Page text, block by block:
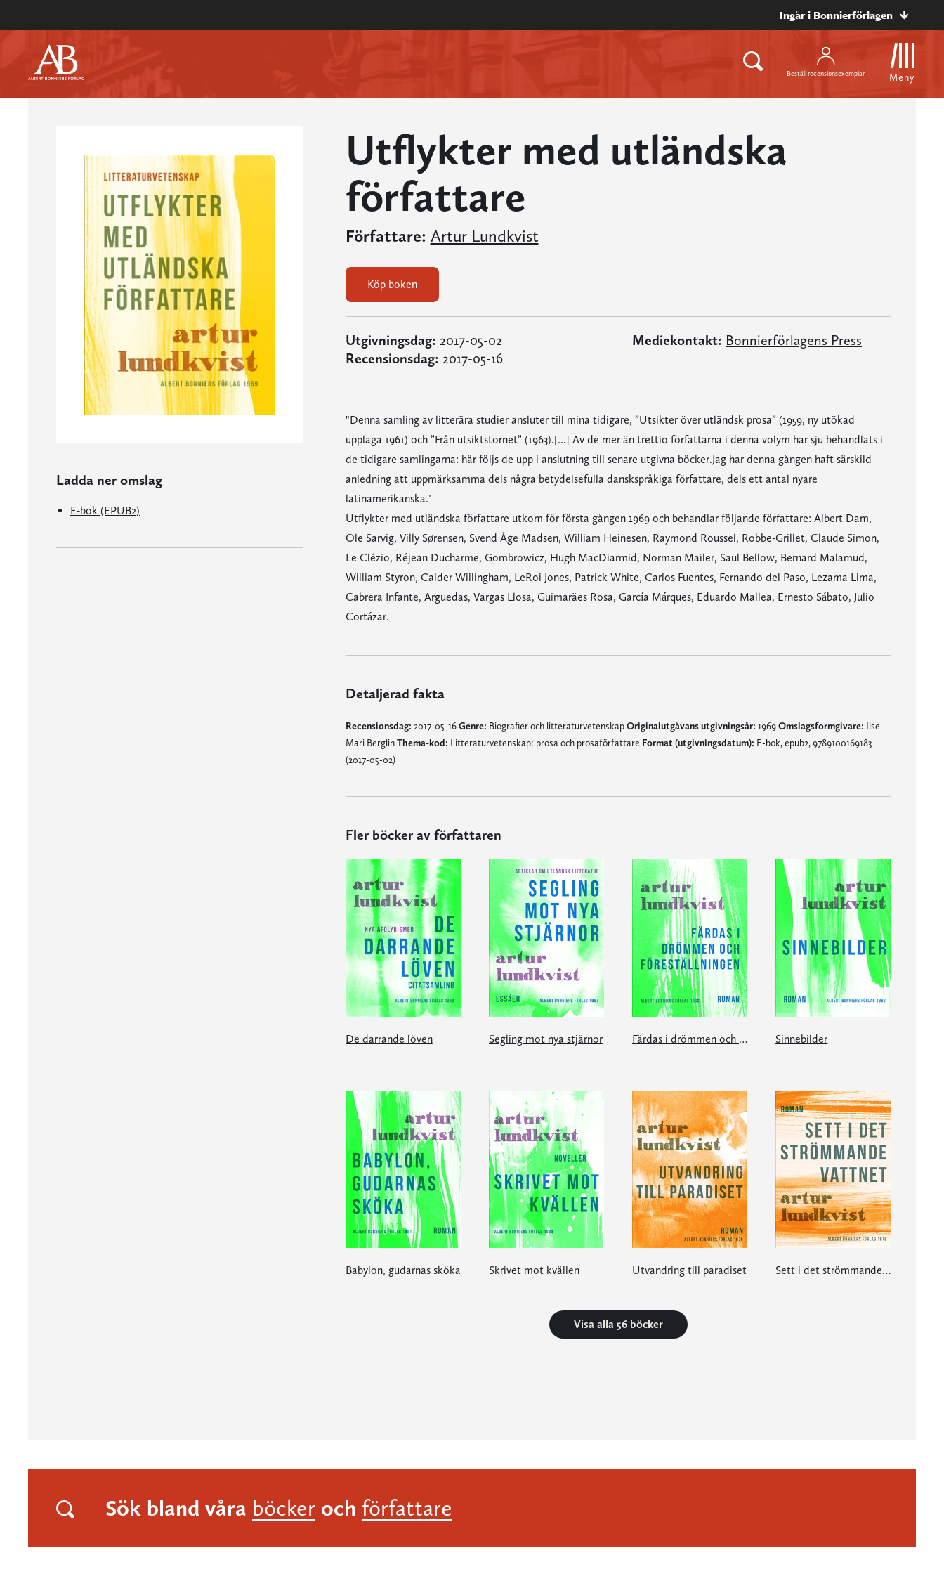
Ingår i Bonnierförlagen
Beställ recensionsexemplar Meny
Ladda ner omslag
E-bok (EPUB2)
Utflykter med utländska
författare
Författare: Artur Lundkvist
Köp boken
Utgivningsdag: 2017-05-02
Recensionsdag: 2017-05-16
Mediekontakt: Bonnierförlagens Press
"Denna samling av litterära studier ansluter till mina tidigare, ”Utsikter över utländsk prosa” (1959, ny utökad
upplaga 1961) och ”Från utsiktstornet” (1963).[...] Av de mer än trettio författarna i denna volym har sju behandlats i
de tidigare samlingarna: här följs de upp i anslutning till senare utgivna böcker.Jag har denna gången haft särskild
anledning att uppmärksamma dels några betydelsefulla danskspråkiga författare, dels ett antal nyare
latinamerikanska."
Utflykter med utländska författare utkom för första gången 1969 och behandlar följande författare: Albert Dam,
Ole Sarvig, Villy Sørensen, Svend Åge Madsen, William Heinesen, Raymond Roussel, Robbe-Grillet, Claude Simon,
Le Clézio, Réjean Ducharme, Gombrowicz, Hugh MacDiarmid, Norman Mailer, Saul Bellow, Bernard Malamud,
William Styron, Calder Willingham, LeRoi Jones, Patrick White, Carlos Fuentes, Fernando del Paso, Lezama Lima,
Cabrera Infante, Arguedas, Vargas Llosa, Guimaräes Rosa, García Márques, Eduardo Mallea, Ernesto Sábato, Julio
Cortázar.
Detaljerad fakta
Recensionsdag: 2017-05-16Genre: Biografier och litteraturvetenskapOriginalutgåvans utgivningsår: 1969Omslagsformgivare: Ilse-
Mari BerglinThema-kod: Litteraturvetenskap: prosa och prosaförfattare Format (utgivningsdatum): E-bok, epub2, 9789100169183
(2017-05-02)
Fler böcker av författaren
De darrande löven Segling mot nya stjärnor Färdas i drömmen och föreställningen Sinnebilder
Babylon, gudarnas sköka Skrivet mot kvällen Utvandring till paradiset Sett i det strömmande vattnet
Visa alla 56 böcker
Sök bland våra böcker och författare